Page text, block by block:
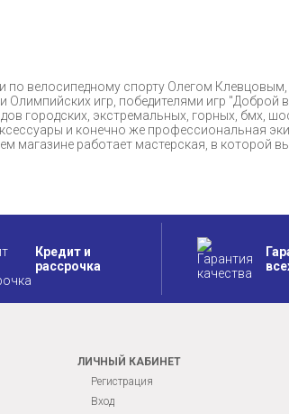
по велосипедному спорту Олегом
игр, победителями игр
городских, экстремальных, горных, бмх,
и конечно же профессиональная
магазине работает мастерская, в
Кредит и
рассрочка
ЛИЧНЫЙ КАБИНЕТ
Регистрация
Вход